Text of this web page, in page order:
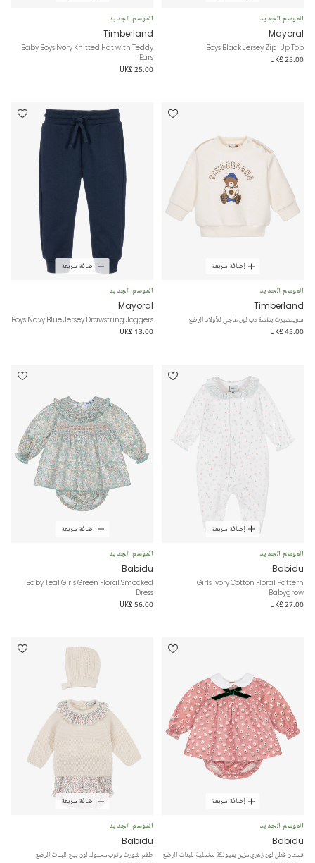
الموسم الجديد
Mayoral
Boys Black Jersey Zip-Up Top
UK£ 25.00
الموسم الجديد
Timberland
Baby Boys Ivory Knitted Hat with Teddy
Ears
UK£ 25.00
إضافة سريعة
الموسم الجديد
Timberland
سويتشيرت بنقشة دب لون عاجي للأولاد الرضع
UK£ 45.00
إضافة سريعة
الموسم الجديد
Mayoral
Boys Navy Blue Jersey Drawstring Joggers
UK£ 13.00
إضافة سريعة
الموسم الجديد
Babidu
Girls Ivory Cotton Floral Pattern
Babygrow
UK£ 27.00
إضافة سريعة
الموسم الجديد
Babidu
Baby Teal Girls Green Floral Smocked
Dress
UK£ 56.00
إضافة سريعة
الموسم الجديد
Babidu
فستان قطن لون زهري مزين بفيونكة مخملية للبنات الرضع
إضافة سريعة
الموسم الجديد
Babidu
طقم شورت وتوب محبوك لون بيج للبنات الرضع